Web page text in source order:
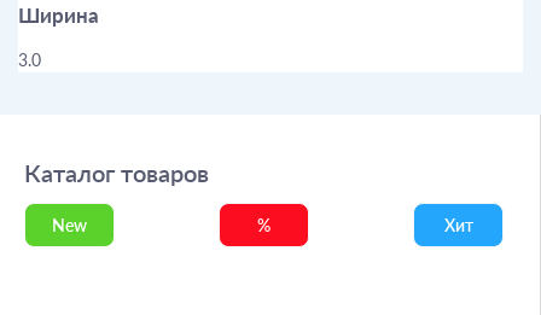
Ширина
3.0
Каталог товаров
New % Хит